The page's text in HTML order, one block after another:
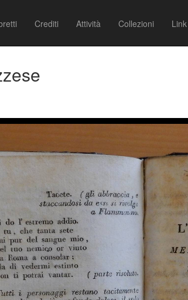
Crediti Attività Collezioni Link